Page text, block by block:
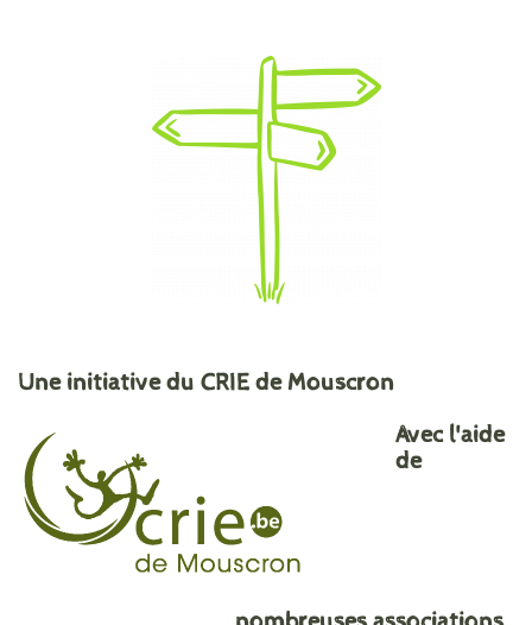
Une initiative du CRIE de Mouscron
Avec l'aide
de